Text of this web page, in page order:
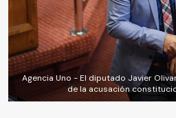
Agencia Uno - El diputado Javier
de la acusación